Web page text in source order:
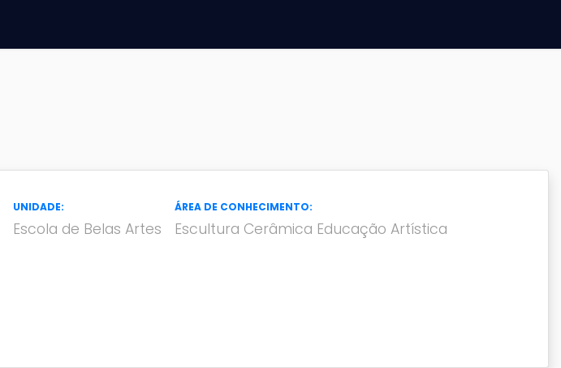
UNIDADE:
Escola de Belas Artes
ÁREA DE CONHECIMENTO:
Escultura Cerâmica Educação Artística